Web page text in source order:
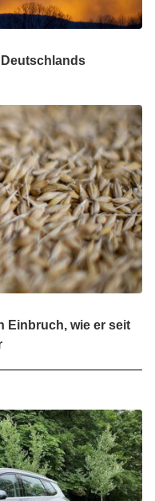
Einbruch, wie er seit